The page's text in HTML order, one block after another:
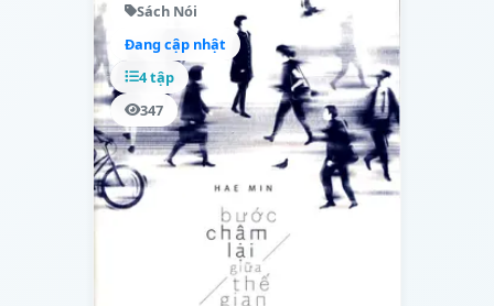
Sách Nói
Đang cập nhật
4 tập
347